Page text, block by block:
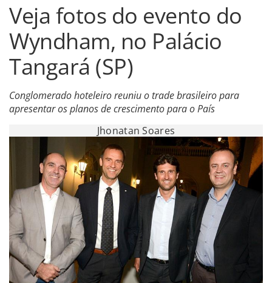
Veja fotos do evento do
Wyndham, no Palácio
Tangará (SP)
Conglomerado hoteleiro reuniu o trade brasileiro para
apresentar os planos de crescimento para o País
Jhonatan Soares